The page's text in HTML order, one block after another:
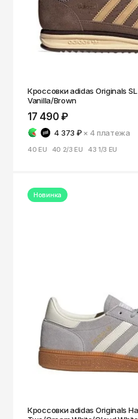
Кроссовки adidas Originals
Vanilla/Brown
17 490 ₽
4 373 ₽ × 4платежа
40 EU 40 2/3 EU 43 1/3 EU
Новинка
Кроссовки adidas Originals